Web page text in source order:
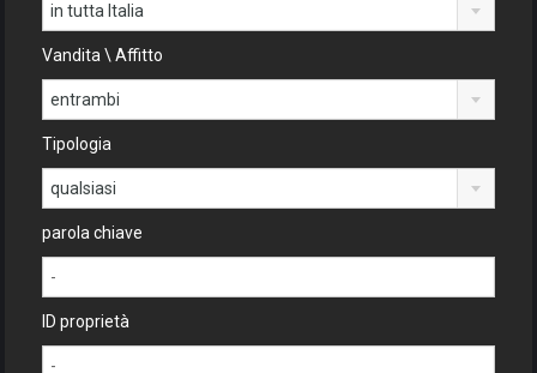
in tutta Italia
Vandita \ Affitto
entrambi
Tipologia
qualsiasi
parola chiave
ID proprietà